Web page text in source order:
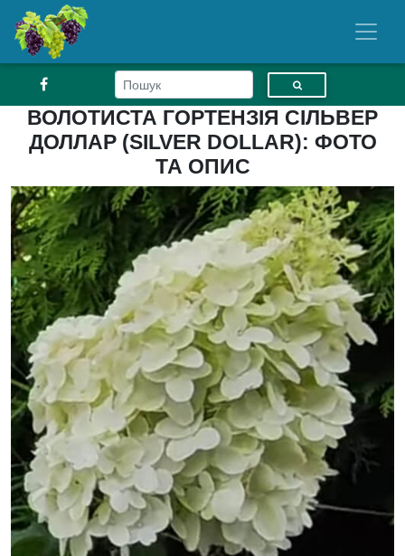
ВОЛОТИСТА ГОРТЕНЗІЯ СІЛЬВЕР
ДОЛЛАР (SILVER DOLLAR): ФОТО
ТА ОПИС